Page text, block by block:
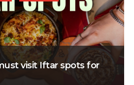
visit Iftar spots for